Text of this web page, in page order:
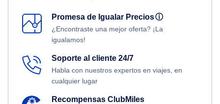
Promesa de Igualar Preciosⓘ
¿Encontraste una mejor oferta? ¡La
igualamos!
Soporte al cliente 24/7
Habla con nuestros expertos en viajes, en
cualquier lugar
Recompensas ClubMiles